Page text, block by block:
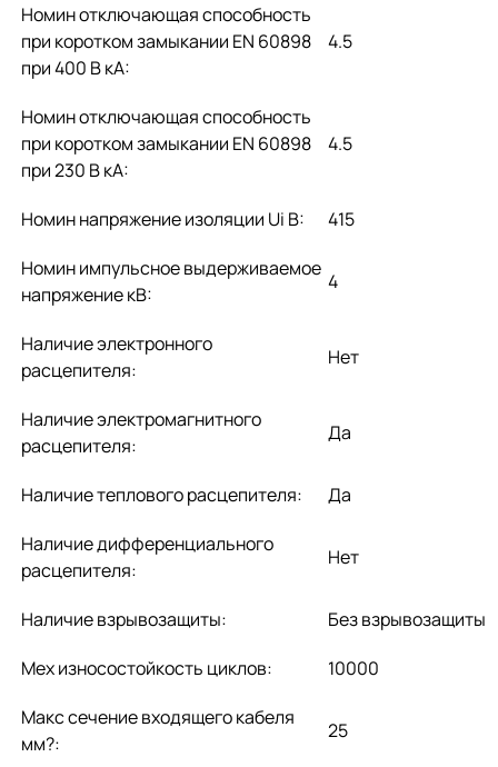
Номин отключающая способность
при коротком замыкании EN 60898
при 400 В кА:
4.5
Номин отключающая способность
при коротком замыкании EN 60898
при 230 В кА:
4.5
Номин напряжение изоляции Ui В:
415
Номин импульсное выдерживаемое
напряжение кВ:
4
Наличие электронного
расцепителя:
Нет
Наличие электромагнитного
расцепителя:
Да
Наличие теплового расцепителя:
Да
Наличие дифференциального
расцепителя:
Нет
Наличие взрывозащиты:
Без взрывозащиты
Мех износостойкость циклов:
10000
Макс сечение входящего кабеля
мм?:
25